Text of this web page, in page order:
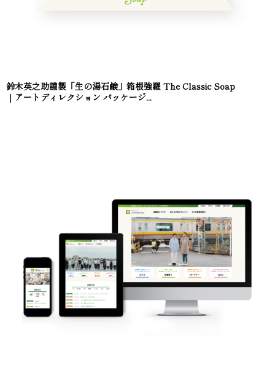
鈴木英之助謹製「生の湯石鹸」箱根強羅 The Classic Soap
｜アートディレクション パッケージ...